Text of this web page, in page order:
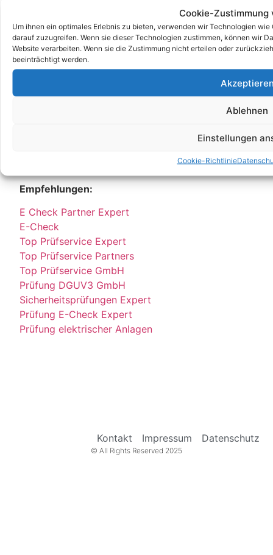
Cookie-Zustimmung
Um ihnen ein optimales Erlebnis zu bieten, verwenden wir Technologien
darauf zuzugreifen. Wenn sie dieser Technologien zustimmen, können wir
Website verarbeiten. Wenn sie die Zustimmung nicht erteilen oder
beeinträchtigt werden.
Ablehnen
Einstellungen
Cookie-Richtlinie
DGUV V3 Prüfung
DGUV
DGUV V3
Stellenangebot
Empfehlungen:
E Check Partner Expert
E-Check
Top Prüfservice Expert
Top Prüfservice Partners
Top Prüfservice GmbH
Prüfung DGUV3 GmbH
Sicherheitsprüfungen Expert
Prüfung E-Check Expert
Prüfung elektrischer Anlagen
Kontakt Impressum Datenschutz
© All Rights Reserved 2025